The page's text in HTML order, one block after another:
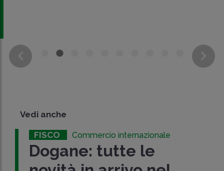
Vedi anche
FISCO Commercio internazionale
Dogane: tutte le